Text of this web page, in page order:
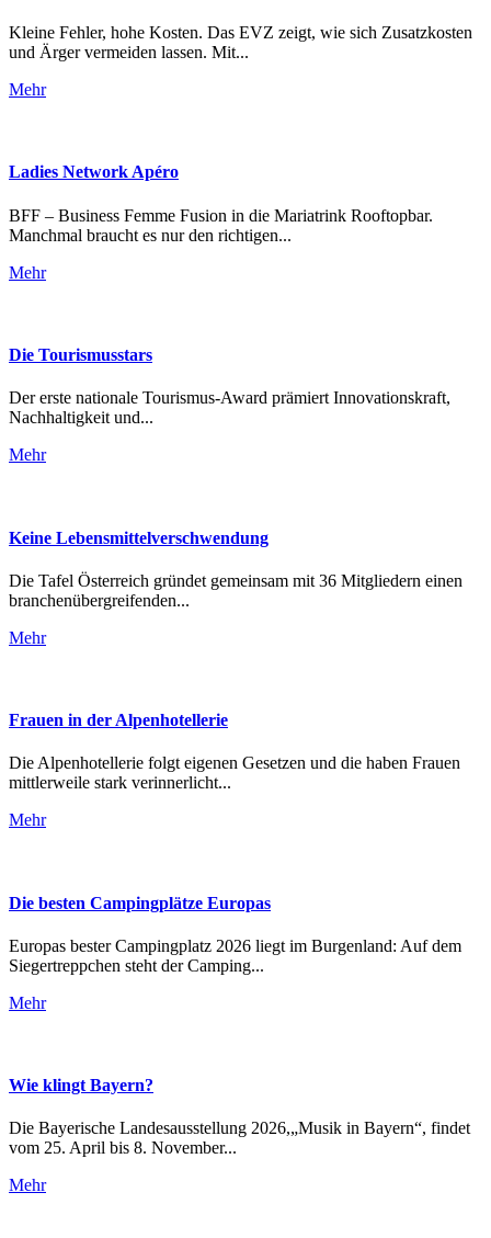
Kleine Fehler, hohe Kosten. Das EVZ zeigt, wie sich Zusatzkosten
und Ärger vermeiden lassen. Mit...
Mehr
Ladies Network Apéro
BFF – Business Femme Fusion in die Mariatrink Rooftopbar.
Manchmal braucht es nur den richtigen...
Mehr
Die Tourismusstars
Der erste nationale Tourismus-Award prämiert Innovationskraft,
Nachhaltigkeit und...
Mehr
Keine Lebensmittelverschwendung
Die Tafel Österreich gründet gemeinsam mit 36 Mitgliedern einen
branchenübergreifenden...
Mehr
Frauen in der Alpenhotellerie
Die Alpenhotellerie folgt eigenen Gesetzen und die haben Frauen
mittlerweile stark verinnerlicht...
Mehr
Die besten Campingplätze Europas
Europas bester Campingplatz 2026 liegt im Burgenland: Auf dem
Siegertreppchen steht der Camping...
Mehr
Wie klingt Bayern?
Die Bayerische Landesausstellung 2026,„Musik in Bayern“, findet
vom 25. April bis 8. November...
Mehr